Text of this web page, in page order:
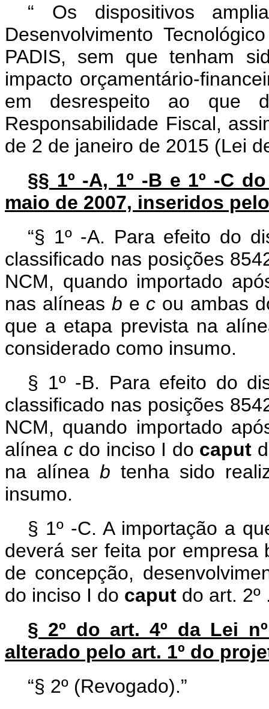
“ Os dispositivos
Desenvolvimento
PADIS, sem que tenham
impacto orçamentário-
em desrespeito ao que
Responsabilidade Fiscal,
de 2 de janeiro de 2015 (Lei
§§ 1º -A, 1º -B e 1º -C
maio de 2007, inseridos
“§ 1º -A. Para efeito do
classificado nas posições
NCM, quando importado
nas alíneas b e c ou ambas
que a etapa prevista na
considerado como insumo.
§ 1º -B. Para efeito do
classificado nas posições
NCM, quando importado
alínea c do inciso I do caput
na alínea b tenha sido
insumo.
§ 1º -C. A importação a
deverá ser feita por empresa
de concepção,
do inciso I do caput do art. 2º
§ 2º do art. 4º da Lei
alterado pelo art. 1º do
“§ 2º (Revogado).”